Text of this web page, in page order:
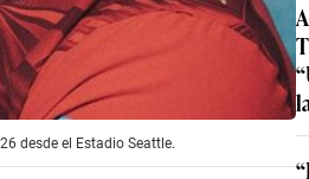
desde el Estadio Seattle.